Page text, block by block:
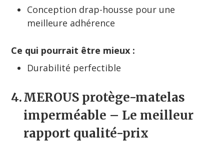
Conception drap-housse pour une
meilleure adhérence
Ce qui pourrait être mieux :
Durabilité perfectible
4.MEROUS protège-matelas
imperméable – Le meilleur
rapport qualité-prix